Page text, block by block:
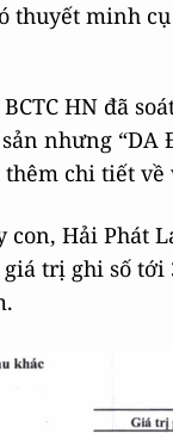
thuyết minh
HN đã
nhưng
chi tiết về
con, Hải Phát
trị ghi số tới